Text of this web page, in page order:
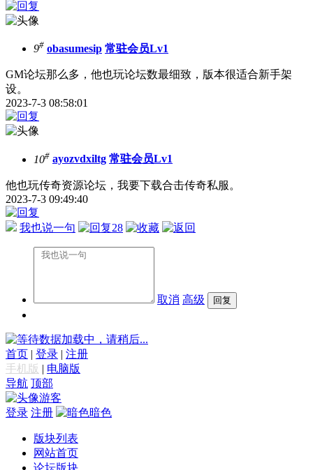
9# obasumesip 常驻会员Lv1
GM论坛那么多，他也玩论坛数最细致，版本很适合新手架
设。
2023-7-3 08:58:01
10# ayozvdxiltg 常驻会员Lv1
他也玩传奇资源论坛，我要下载合击传奇私服。
2023-7-3 09:49:40
我也说一句 28
取消 高级
数据加载中，请稍后...
首页 | 登录 | 注册
手机版 | 电脑版
导航 顶部
游客
登录 注册 暗色
版块列表
网站首页
论坛版块